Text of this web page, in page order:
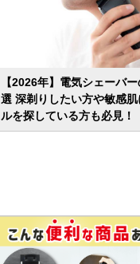
【2026年】電気シェーバ
選 深剃りしたい方や敏感
ルを探している方も必見！